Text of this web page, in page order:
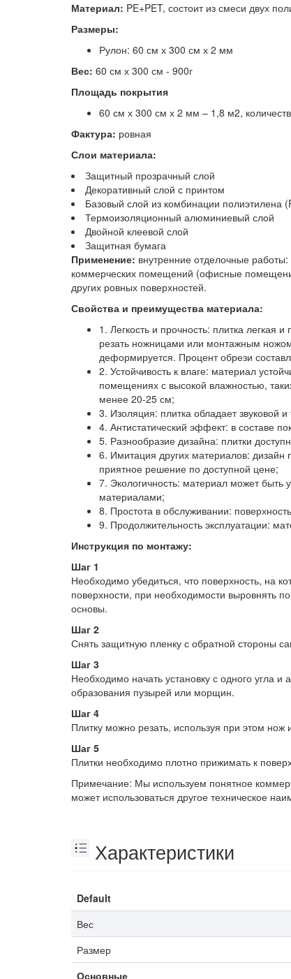
Материал: PE+PET, состоит из смеси двух
Размеры:
Рулон: 60 см х 300 см х 2 мм
Вес: 60 см х 300 см - 900г
Площадь покрытия
60 см х 300 см х 2 мм – 1,8 м2,
Фактура: ровная
Слои материала:
Защитный прозрачный слой
Декоративный слой с принтом
Базовый слой из комбинации полиэтилена
Термоизоляционный алюминиевый слой
Двойной клеевой слой
Защитная бумага
Применение: внутренние отделочные
коммерческих помещений (офисные
других ровных поверхностей.
Свойства и преимущества материала:
1. Легкость и прочность: плитка легкая
резать ножницами или монтажным
деформируется. Процент обрези
2. Устойчивость к влаге: материал
помещениях с высокой влажностью,
менее 20-25 см;
3. Изоляция: плитка обладает
4. Антистатический эффект: в составе
5. Разнообразие дизайна: плитки
6. Имитация других материалов: дизайн
приятное решение по доступной цене;
7. Экологичность: материал может быть
материалами;
8. Простота в обслуживании:
9. Продолжительность эксплуатации:
Инструкция по монтажу:
Шаг 1
Необходимо убедиться, что поверхность, на
поверхности, при необходимости выровнять
основы.
Шаг 2
Снять защитную пленку с обратной стороны
Шаг 3
Необходимо начать установку с одного угла и
образования пузырей или морщин.
Шаг 4
Плитку можно резать, используя при этом
Шаг 5
Плитки необходимо плотно прижимать к
Примечание: Мы используем понятное
может использоваться другое техническое
Характеристики
Default
Вес
Размер
Основные